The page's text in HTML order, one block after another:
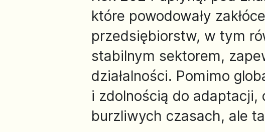
które powodowały
przedsiębiorstw, w tym
stabilnym sektorem,
działalności. Pomimo
i zdolnością do adaptacji,
burzliwych czasach, ale